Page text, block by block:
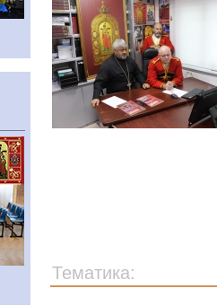
Тематика: